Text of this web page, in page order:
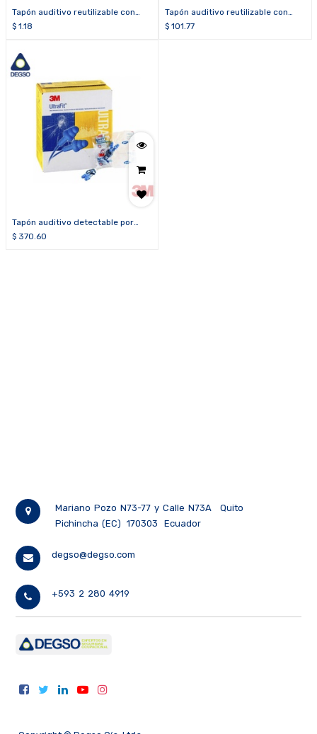
Tapón auditivo reutilizable con
estuche LIBUS® QUANTUM
$ 1.18
Tapón auditivo reutilizable con
estuche LIBUS® QUANTUM (caja
$ 101.77
Tapón auditivo detectable por
metal 3M™ E-A-R™ Ultrafit™ 340-
$ 370.60
Mariano Pozo N73-77 y Calle N73A
Quito
Pichincha (EC)
170303 Ecuador
degso@degso.com
+593 2 280 4919